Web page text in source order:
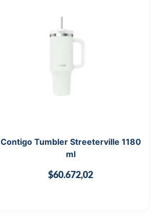
Contigo Tumbler Streeterville 1180
ml
$60.672,02